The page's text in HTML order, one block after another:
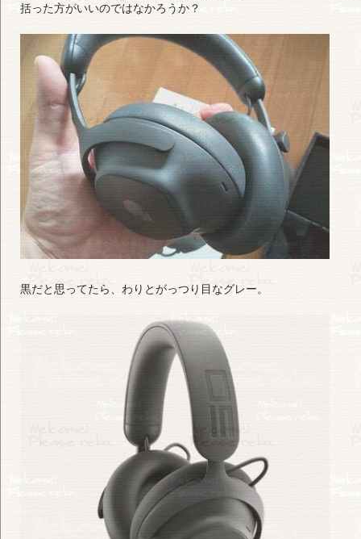
括った方がいいのではなかろうか？
黒だと思ってたら、わりとがっつり目なグレー。